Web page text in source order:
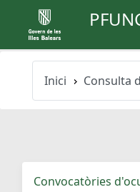
Inici Consulta
Convocatòries